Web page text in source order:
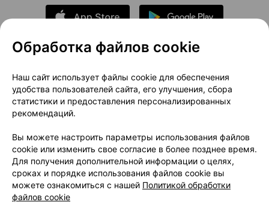
О проекте
Новости проекта
Размещение рекламы
Медицинский маркетинг
Публичный договор
Доставка
Способы оплаты
Вакансии
Партнеры
Написать руководителю 103.by
Написать в поддержку
Персональные настройки Cookie
Обработка файлов cookie
Наш сайт использует файлы cookie для обеспечения
удобства пользователей сайта, его улучшения, сбора
статистики и предоставления персонализированных
рекомендаций.
Вы можете настроить параметры использования файлов
cookie или изменить свое согласие в более позднее время.
Для получения дополнительной информации о целях,
сроках и порядке использования файлов cookie вы
можете ознакомиться с нашей Политикой обработки
файлов cookie